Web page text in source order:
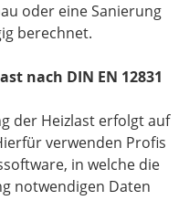
oder eine Sanierung
berechnet.
nach DIN EN 12831
der Heizlast erfolgt auf
verwenden Profis
in welche die
notwendigen Daten